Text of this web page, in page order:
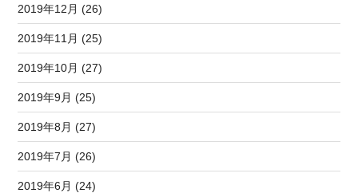
2019年12月 (26)
2019年11月 (25)
2019年10月 (27)
2019年9月 (25)
2019年8月 (27)
2019年7月 (26)
2019年6月 (24)